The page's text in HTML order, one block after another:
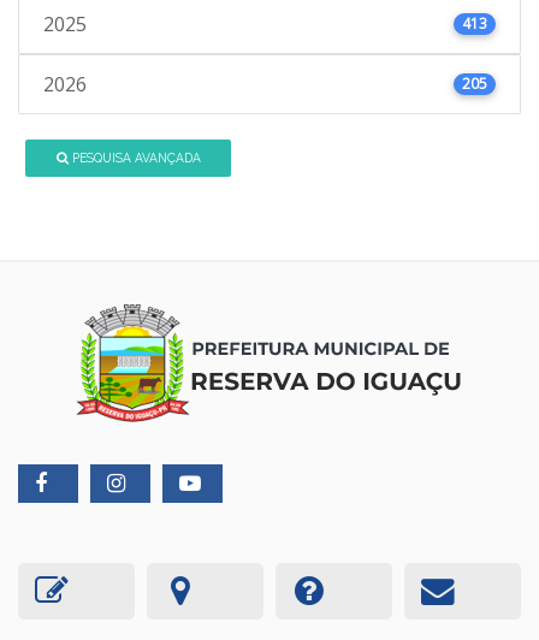
2025 413
2026 205
PESQUISA AVANÇADA